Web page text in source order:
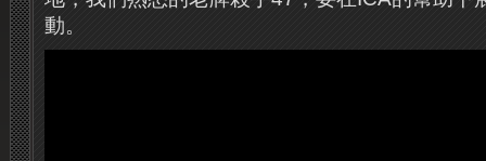
動。